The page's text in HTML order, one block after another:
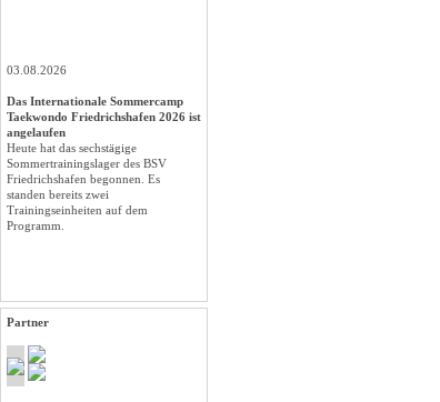
03.08.2026
Das Internationale Sommercamp
Taekwondo Friedrichshafen 2026 ist
angelaufen
Heute hat das sechstägige
Sommertrainingslager des BSV
Friedrichshafen begonnen. Es
standen bereits zwei
Trainingseinheiten auf dem
Programm.
Partner